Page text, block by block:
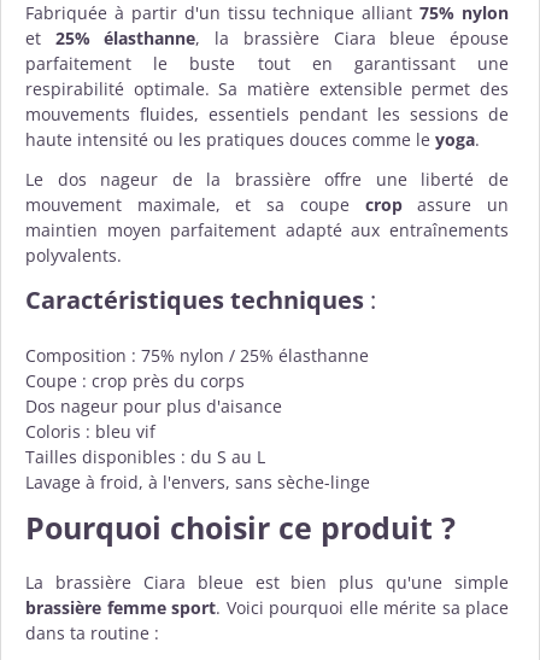
Fabriquée à partir d'un tissu technique alliant75% nylon
et 25% élasthanne, la brassière Ciara bleue épouse
parfaitement le buste tout en garantissant une
respirabilité optimale. Sa matière extensible permet des
mouvements fluides, essentiels pendant les sessions de
haute intensité ou les pratiques douces comme le yoga.
Le dos nageur de la brassière offre une liberté de
mouvement maximale, et sa coupe cropassure un
maintien moyen parfaitement adapté aux entraînements
polyvalents.
Caractéristiques techniques :
Composition : 75% nylon / 25% élasthanne
Coupe : crop près du corps
Dos nageur pour plus d'aisance
Coloris : bleu vif
Tailles disponibles : du S au L
Lavage à froid, à l'envers, sans sèche-linge
Pourquoi choisir ce produit ?
La brassière Ciara bleue est bien plus qu'une simple
brassière femme sport. Voici pourquoi elle mérite sa place
dans ta routine :